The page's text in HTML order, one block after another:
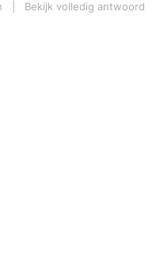
Bekijk volledig antwoord